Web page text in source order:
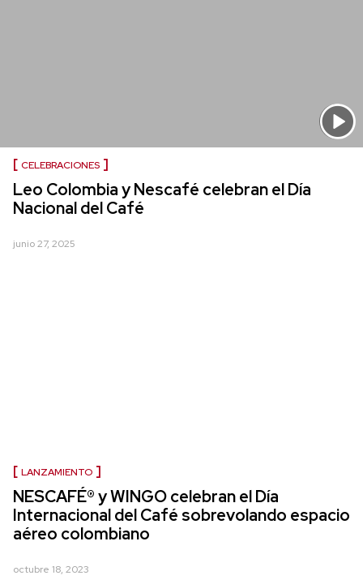
CELEBRACIONES
Leo Colombia y Nescafé celebran el Día
Nacional del Café
junio 27, 2025
LANZAMIENTO
NESCAFÉ® y WINGO celebran el Día
Internacional del Café sobrevolando espacio
aéreo colombiano
octubre 18, 2023